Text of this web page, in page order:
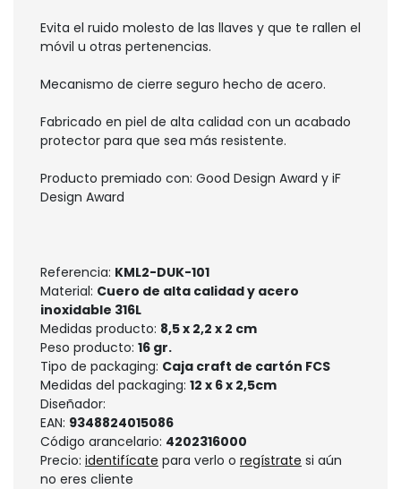
Evita el ruido molesto de las llaves y que te rallen el
móvil u otras pertenencias.
Mecanismo de cierre seguro hecho de acero.
Fabricado en piel de alta calidad con un acabado
protector para que sea más resistente.
Producto premiado con: Good Design Award y iF
Design Award
Referencia: KML2-DUK-101
Material: Cuero de alta calidad y acero
inoxidable 316L
Medidas producto: 8,5 x 2,2 x 2 cm
Peso producto: 16 gr.
Tipo de packaging: Caja craft de cartón FCS
Medidas del packaging: 12 x 6 x 2,5cm
Diseñador:
EAN: 9348824015086
Código arancelario: 4202316000
Precio: identifícate para verlo o regístrate si aún
no eres cliente